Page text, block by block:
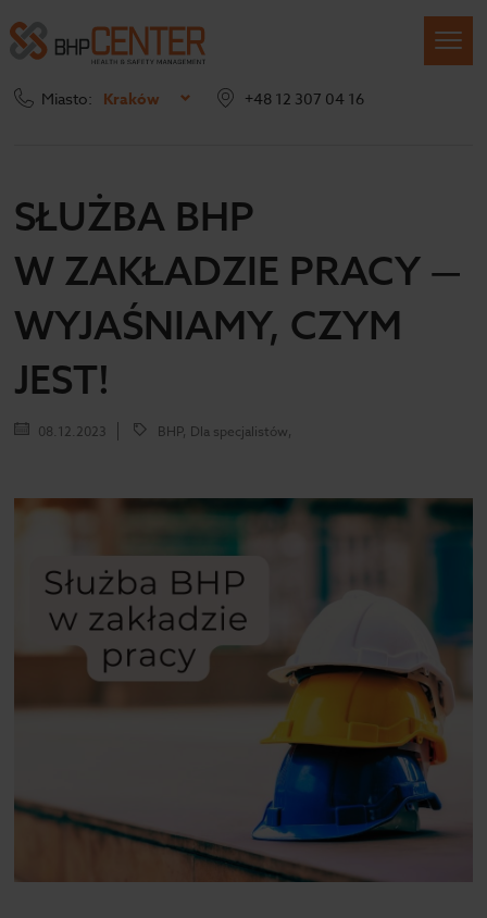
Miasto: Kraków +48 12 307 04 16
SŁUŻBA BHP
W ZAKŁADZIE PRACY —
WYJAŚNIAMY, CZYM
JEST!
08.12.2023 BHP, Dla specjalistów,